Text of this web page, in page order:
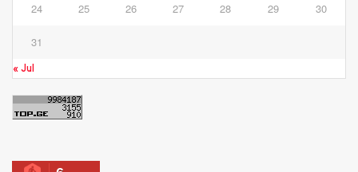
24 25 26 27 28 29 30
31
« Jul